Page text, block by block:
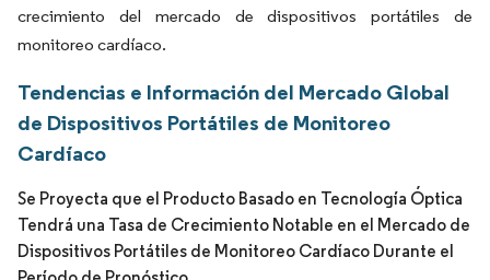
crecimiento del mercado de dispositivos portátiles de
monitoreo cardíaco.
Tendencias e Información del Mercado Global
de Dispositivos Portátiles de Monitoreo
Cardíaco
Se Proyecta que el Producto Basado en Tecnología Óptica
Tendrá una Tasa de Crecimiento Notable en el Mercado de
Dispositivos Portátiles de Monitoreo Cardíaco Durante el